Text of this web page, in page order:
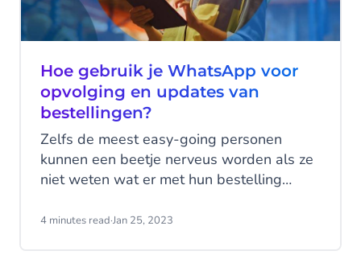
Hoe gebruik je WhatsApp voor
opvolging en updates van
bestellingen?
Zelfs de meest easy-going personen
kunnen een beetje nerveus worden als ze
niet weten wat er met hun bestelling
meegemaakt, onze e-mails van de
4 minutes read·Jan 25, 2023